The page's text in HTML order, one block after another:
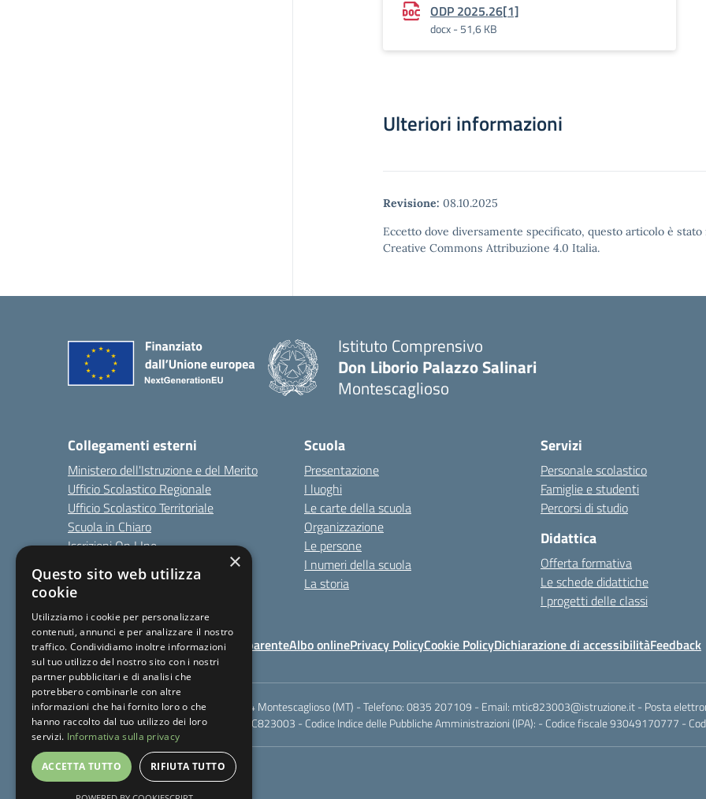
ODP 2025.26[1]
docx - 51,6 KB
Ulteriori informazioni
Revisione: 08.10.2025
Eccetto dove diversamente specificato, questo articolo è
Creative Commons Attribuzione 4.0 Italia.
Istituto Comprensivo
Don Liborio Palazzo Salinari
Montescaglioso
Collegamenti esterni
Ministero dell'Istruzione e del Merito
Ufficio Scolastico Regionale
Ufficio Scolastico Territoriale
Scuola in Chiaro
Iscrizioni On LIne
Invalsi
Comune
Scuola
Presentazione
I luoghi
Le carte della scuola
Organizzazione
Le persone
I numeri della scuola
La storia
Servizi
Personale scolastico
Famiglie e studenti
Percorsi di studio
Didattica
Offerta formativa
Le schede didattiche
I progetti delle classi
Note LegaliAmministrazione TrasparenteAlbo onlinePrivacy PolicyCookie PolicyDichiarazione di accessibilitàFeedback
Rione Marco Polo, snc - 75024 Montescaglioso (MT) - Telefono:0835 207109 - Email: mtic823003@istruzione.it- Posta
Codice meccanografico: MTIC823003 - Codice Indice delle Pubbliche Amministrazioni (IPA): - Codice fiscale 93049170777 -
×
Questo sito web utilizza
cookie
Utilizziamo i cookie per personalizzare
contenuti, annunci e per analizzare il nostro
traffico. Condividiamo inoltre informazioni
sul tuo utilizzo del nostro sito con i nostri
partner pubblicitari e di analisi che
potrebbero combinarle con altre
informazioni che hai fornito loro o che
hanno raccolto dal tuo utilizzo dei loro
servizi. Informativa sulla privacy
ACCETTA TUTTO RIFIUTA TUTTO